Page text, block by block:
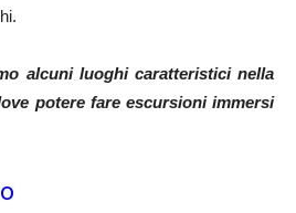
alcuni luoghi caratteristici nella
potere fare escursioni immersi